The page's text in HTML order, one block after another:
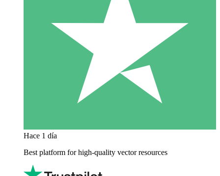
Hace 1 día
Best platform for high-quality vector resources